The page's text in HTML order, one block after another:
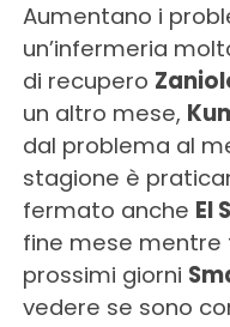
Aumentano i
un’infermeria
di recupero
un altro mese,
dal problema al
stagione è
fermato anche El
fine mese mentre
prossimi giorni
vedere se sono